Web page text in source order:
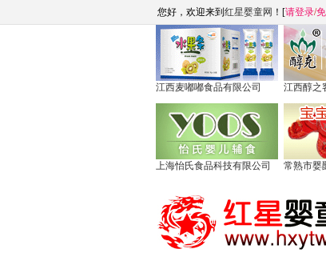
您好，欢迎来到 红星婴童网 ！[请登录/
江西麦嘟嘟食品有限公司 江西醇之
上海怡氏食品科技有限公司 常熟市婴